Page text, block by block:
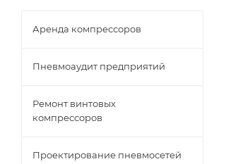
Аренда компрессоров
Пневмоаудит предприятий
Ремонт винтовых
компрессоров
Проектирование пневмосетей